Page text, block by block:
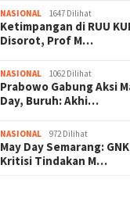
NASIONAL 1647 Dilihat
Ketimpangan di RUU
Disorot, Prof M…
NASIONAL 1062 Dilihat
Prabowo Gabung Aksi
Day, Buruh: Akhi…
NASIONAL 972 Dilihat
May Day Semarang: GNK
Kritisi Tindakan M…